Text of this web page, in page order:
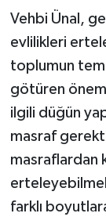
Vehbi Ünal,
evlilikleri
toplumun
götüren
ilgili düğün
masraf
masraflardan
farklı